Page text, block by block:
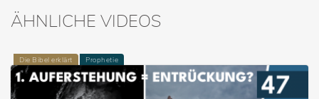
ÄHNLICHE VIDEOS
Die Bibel erklärt Prophetie